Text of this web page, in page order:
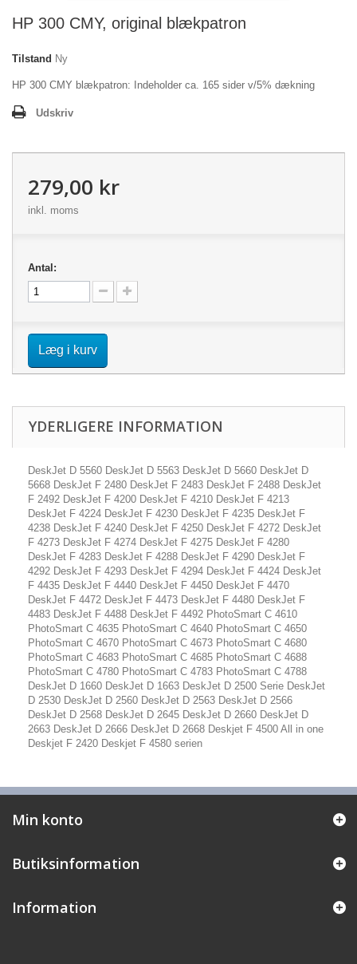
HP 300 CMY, original blækpatron
Tilstand Ny
HP 300 CMY blækpatron: Indeholder ca. 165 sider v/5% dækning
Udskriv
279,00 kr
inkl. moms
Antal:
Læg i kurv
YDERLIGERE INFORMATION
DeskJet D 5560 DeskJet D 5563 DeskJet D 5660 DeskJet D
5668 DeskJet F 2480 DeskJet F 2483 DeskJet F 2488 DeskJet
F 2492 DeskJet F 4200 DeskJet F 4210 DeskJet F 4213
DeskJet F 4224 DeskJet F 4230 DeskJet F 4235 DeskJet F
4238 DeskJet F 4240 DeskJet F 4250 DeskJet F 4272 DeskJet
F 4273 DeskJet F 4274 DeskJet F 4275 DeskJet F 4280
DeskJet F 4283 DeskJet F 4288 DeskJet F 4290 DeskJet F
4292 DeskJet F 4293 DeskJet F 4294 DeskJet F 4424 DeskJet
F 4435 DeskJet F 4440 DeskJet F 4450 DeskJet F 4470
DeskJet F 4472 DeskJet F 4473 DeskJet F 4480 DeskJet F
4483 DeskJet F 4488 DeskJet F 4492 PhotoSmart C 4610
PhotoSmart C 4635 PhotoSmart C 4640 PhotoSmart C 4650
PhotoSmart C 4670 PhotoSmart C 4673 PhotoSmart C 4680
PhotoSmart C 4683 PhotoSmart C 4685 PhotoSmart C 4688
PhotoSmart C 4780 PhotoSmart C 4783 PhotoSmart C 4788
DeskJet D 1660 DeskJet D 1663 DeskJet D 2500 Serie DeskJet
D 2530 DeskJet D 2560 DeskJet D 2563 DeskJet D 2566
DeskJet D 2568 DeskJet D 2645 DeskJet D 2660 DeskJet D
2663 DeskJet D 2666 DeskJet D 2668 Deskjet F 4500 All in one
Deskjet F 2420 Deskjet F 4580 serien
Min konto
Butiksinformation
Information